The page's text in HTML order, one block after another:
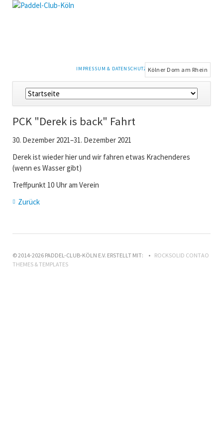
NAVIGATION
IMPRESSUM & DATENSCHUTZ Kölner Dom am Rhein
Navigation
überspringen
PCK "Derek is back" Fahrt
30. Dezember 2021–31. Dezember 2021
Derek ist wieder hier und wir fahren etwas Krachenderes
(wenn es Wasser gibt)
Treffpunkt 10 Uhr am Verein
Zurück
© 2014-2026 PADDEL-CLUB-KÖLN E.V. ERSTELLT MIT:
ROCKSOLID CONTAO
THEMES & TEMPLATES